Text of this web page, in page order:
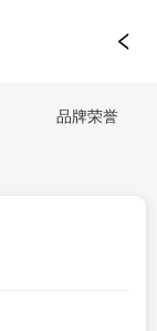
品牌荣誉